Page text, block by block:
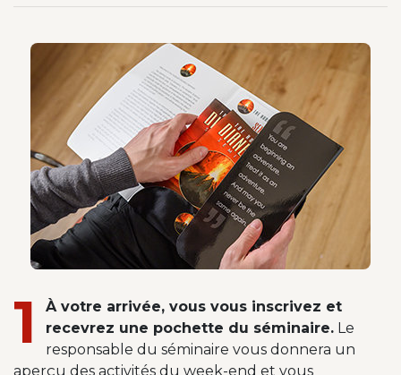
1
À votre arrivée, vous vous inscrivez et
recevrez une pochette du séminaire. Le
responsable du séminaire vous donnera un
aperçu des activités du week-end et vous